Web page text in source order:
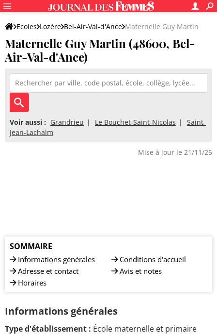
Ecoles Lozère Bel-Air-Val-d'Ance Maternelle Guy Martin
Maternelle Guy Martin (48600, Bel-
Air-Val-d'Ance)
Voir aussi : Grandrieu Le Bouchet-Saint-Nicolas
Saint-
Jean-Lachalm
Mise à jour le 21/11/25
SOMMAIRE
Informations générales
Adresse et contact
Horaires
Conditions d'accueil
Avis et notes
Informations générales
Type d'établissement : École maternelle et primaire